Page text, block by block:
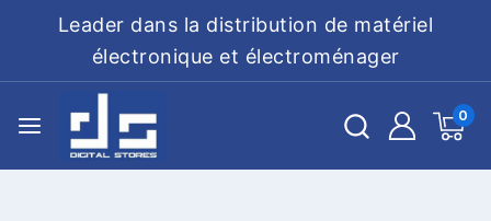
Leader dans la distribution de matériel
électronique et électroménager
0